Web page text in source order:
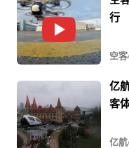
行
空
亿
客
亿航